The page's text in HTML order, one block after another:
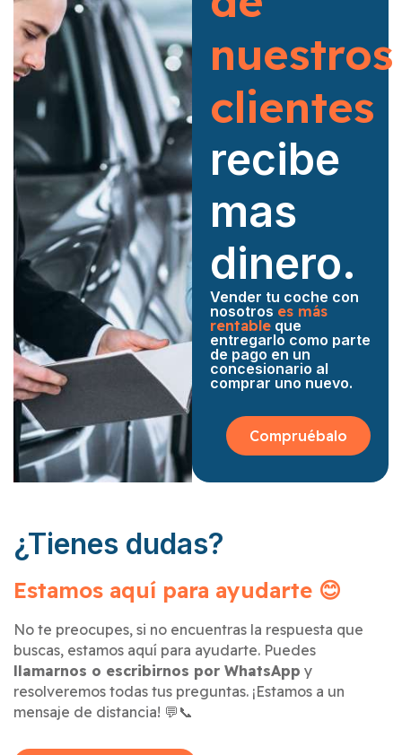
nuestros
clientes
recibe
mas
dinero.
Vender tu coche con
nosotros es más
rentableque
entregarlo como parte
de pago en un
concesionario al
comprar uno nuevo.
Compruébalo
¿Tienes dudas?
Estamos aquí para ayudarte 😊
No te preocupes, si no encuentras la respuesta que
buscas, estamos aquí para ayudarte. Puedes
llamarnos o escribirnos por WhatsApp y
resolveremos todas tus preguntas. ¡Estamos a un
mensaje de distancia! 💬📞